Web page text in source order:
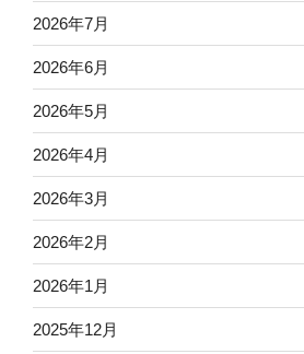
2026年7月
2026年6月
2026年5月
2026年4月
2026年3月
2026年2月
2026年1月
2025年12月